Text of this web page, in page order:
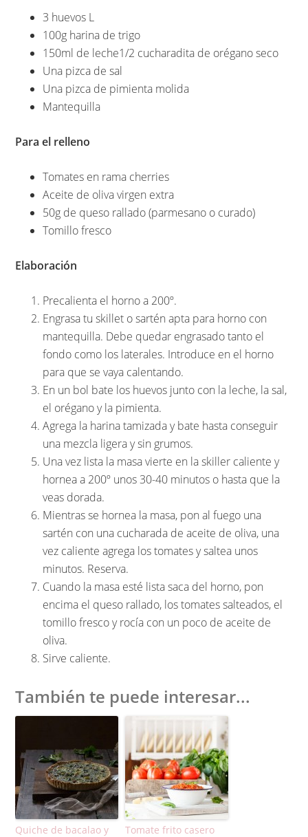
3 huevos L
100g harina de trigo
150ml de leche1/2 cucharadita de orégano seco
Una pizca de sal
Una pizca de pimienta molida
Mantequilla
Para el relleno
Tomates en rama cherries
Aceite de oliva virgen extra
50g de queso rallado (parmesano o curado)
Tomillo fresco
Elaboración
Precalienta el horno a 200º.
Engrasa tu skillet o sartén apta para horno con
mantequilla. Debe quedar engrasado tanto el
fondo como los laterales. Introduce en el horno
para que se vaya calentando.
En un bol bate los huevos junto con la leche, la sal,
el orégano y la pimienta.
Agrega la harina tamizada y bate hasta conseguir
una mezcla ligera y sin grumos.
Una vez lista la masa vierte en la skiller caliente y
hornea a 200º unos 30-40 minutos o hasta que la
veas dorada.
Mientras se hornea la masa, pon al fuego una
sartén con una cucharada de aceite de oliva, una
vez caliente agrega los tomates y saltea unos
minutos. Reserva.
Cuando la masa esté lista saca del horno, pon
encima el queso rallado, los tomates salteados, el
tomillo fresco y rocía con un poco de aceite de
oliva.
Sirve caliente.
También te puede interesar...
Quiche de bacalao y
Tomate frito casero